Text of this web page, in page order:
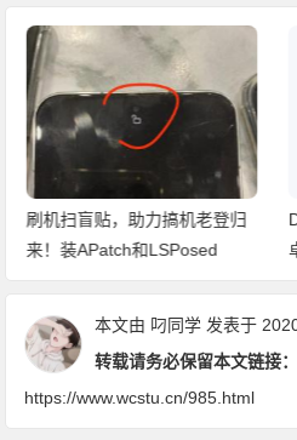
刷机扫盲贴，助力搞机老登归
来！装APatch和LSPosed
本文由 叼同学 发表于
转载请务必保留本文链接：
https://www.wcstu.cn/985.html